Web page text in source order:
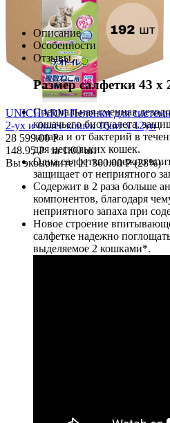
UNICHARM Пеленки для
2-ух и более кошек 16шт х 12уп
28 599.00 Р
148.95 Рза 1.00 шт
Вы экономите:11 300.00 Р(28%)
Описание
Особенности
Отзывы
Размер салфетки 43 х
Специальная сменная
кошачьего биотуалета,
запаха и от бактерий в
для нескольких кошек.
Одна салфетка надежно
защищает от неприятного
Содержит в 2 раза больше
компонентов, благодаря
неприятного запаха при
Новое строение
салфетке надежно
выделяемое 2 кошками*.